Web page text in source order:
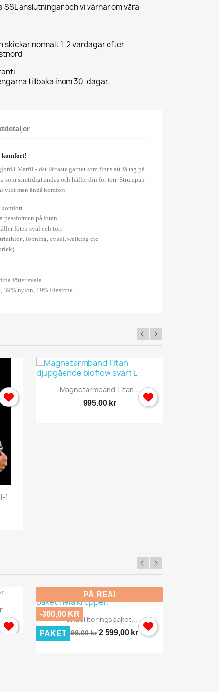
SSL anslutningar och vi värnar om våra
skickar normalt 1-2 vardagar efter
tillbaka inom 30-dagar.
komfort!
i Marfil - det lättaste garnet som finns att få tag på.
som samtidigt andas och håller din fot torr. Strumpan
vikt men ändå komfort!
komfort
passformen på foten
foten sval och torr
löpning, cykel, walking etc
fötter svala
39% nylon, 19% Elastone
1
Snabbvy
Magnetarmband Titan...
995,00 kr
Snabbvy
Rehabiliteringspaket...
2 899,00 kr 2 599,00 kr
PÅ REA!
-300,00 KR
PAKET
×